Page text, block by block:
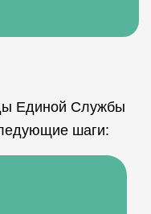
Единой Службы
шаги: